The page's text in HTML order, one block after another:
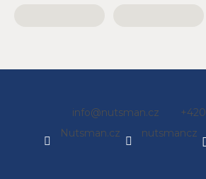
info@nutsman.cz
Nutsman.cz
nutsmancz